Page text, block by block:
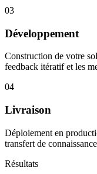
03
Développement
Construction de votre
feedback itératif et les
04
Livraison
Déploiement en
transfert de
Résultats